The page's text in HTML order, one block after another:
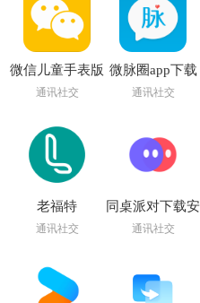
微信儿童手表版
app
通讯社交
微脉圈app下载
安装
通讯社交
老福特
app(LOFTER)
通讯社交
同桌派对下载安
装手机版
通讯社交